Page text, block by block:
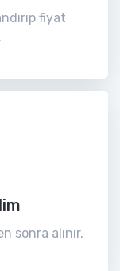
fiyat
sonra alınır.